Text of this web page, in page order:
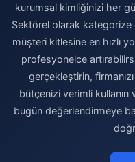
kurumsal kimliğinizi her
Sektörel olarak kategorize
müşteri kitlesine en hızlı
profesyonelce
gerçekleştirin,
bütçenizi verimli kullanın
bugün değerlendirmeye